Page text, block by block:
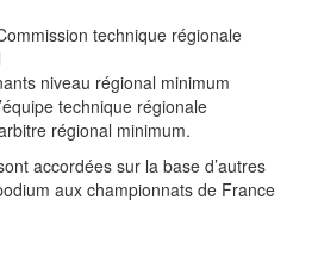
technique régionale
niveau régional minimum
technique régionale
régional minimum.
accordées sur la base d’autres
aux championnats de France